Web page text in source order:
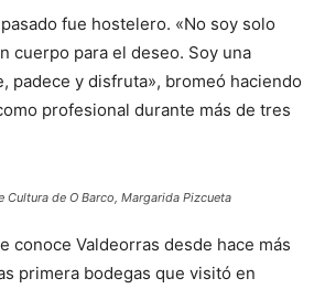
fue hostelero. «No soy solo
cuerpo para el deseo. Soy una
padece y disfruta», bromeó haciendo
profesional durante más de tres
Cultura de O Barco, Margarida Pizcueta
conoce Valdeorras desde hace más
primera bodegas que visitó en